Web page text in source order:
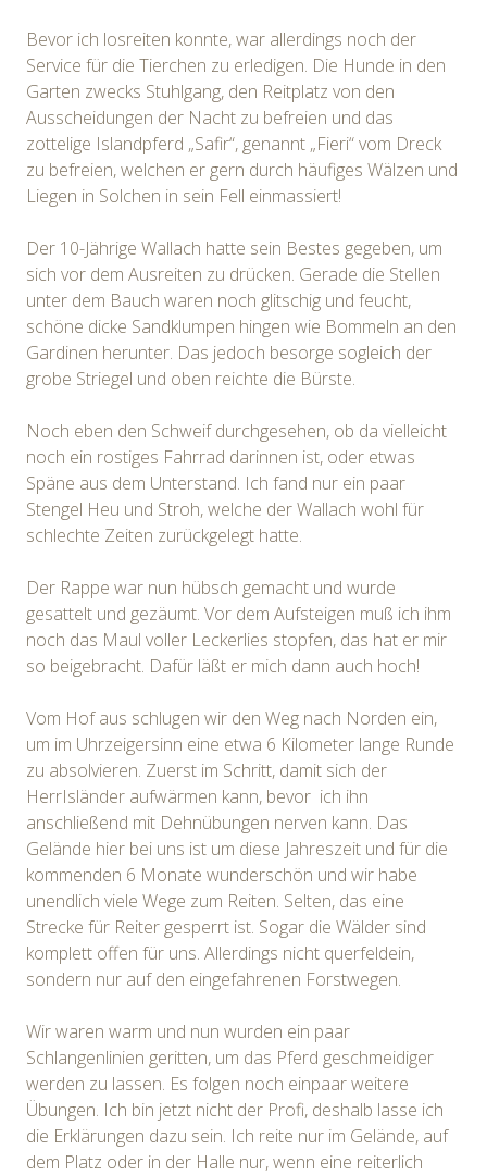
Bevor ich losreiten konnte, war allerdings noch der
Service für die Tierchen zu erledigen. Die Hunde in den
Garten zwecks Stuhlgang, den Reitplatz von den
Ausscheidungen der Nacht zu befreien und das
zottelige Islandpferd „Safir“, genannt „Fieri“ vom Dreck
zu befreien, welchen er gern durch häufiges Wälzen und
Liegen in Solchen in sein Fell einmassiert!
Der 10-Jährige Wallach hatte sein Bestes gegeben, um
sich vor dem Ausreiten zu drücken. Gerade die Stellen
unter dem Bauch waren noch glitschig und feucht,
schöne dicke Sandklumpen hingen wie Bommeln an den
Gardinen herunter. Das jedoch besorge sogleich der
grobe Striegel und oben reichte die Bürste.
Noch eben den Schweif durchgesehen, ob da vielleicht
noch ein rostiges Fahrrad darinnen ist, oder etwas
Späne aus dem Unterstand. Ich fand nur ein paar
Stengel Heu und Stroh, welche der Wallach wohl für
schlechte Zeiten zurückgelegt hatte.
Der Rappe war nun hübsch gemacht und wurde
gesattelt und gezäumt. Vor dem Aufsteigen muß ich ihm
noch das Maul voller Leckerlies stopfen, das hat er mir
so beigebracht. Dafür läßt er mich dann auch hoch!
Vom Hof aus schlugen wir den Weg nach Norden ein,
um im Uhrzeigersinn eine etwa 6 Kilometer lange Runde
zu absolvieren. Zuerst im Schritt, damit sich der
HerrIsländer aufwärmen kann, bevor ich ihn
anschließend mit Dehnübungen nerven kann. Das
Gelände hier bei uns ist um diese Jahreszeit und für die
kommenden 6 Monate wunderschön und wir habe
unendlich viele Wege zum Reiten. Selten, das eine
Strecke für Reiter gesperrt ist. Sogar die Wälder sind
komplett offen für uns. Allerdings nicht querfeldein,
sondern nur auf den eingefahrenen Forstwegen.
Wir waren warm und nun wurden ein paar
Schlangenlinien geritten, um das Pferd geschmeidiger
werden zu lassen. Es folgen noch einpaar weitere
Übungen. Ich bin jetzt nicht der Profi, deshalb lasse ich
die Erklärungen dazu sein. Ich reite nur im Gelände, auf
dem Platz oder in der Halle nur, wenn eine reiterlich